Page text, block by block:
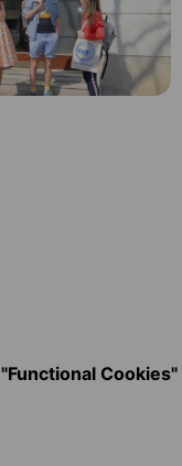
"Functional Cookies"